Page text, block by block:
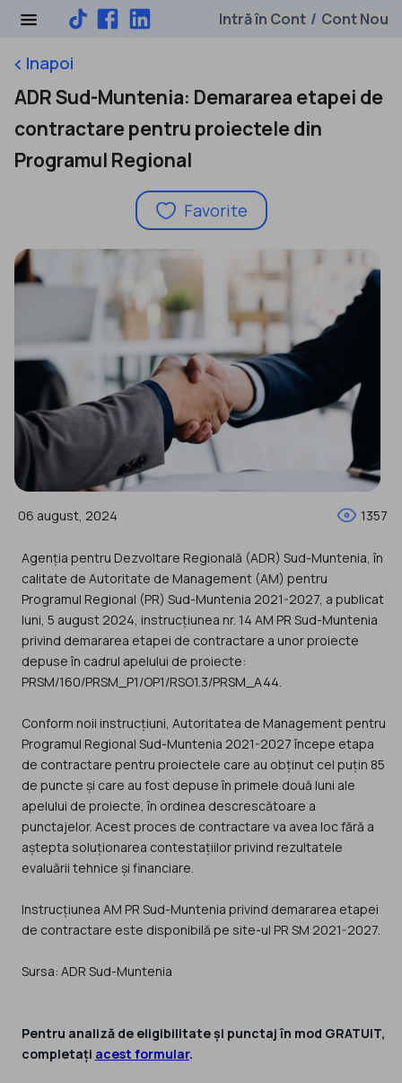
Intră în Cont / Cont Nou
keyboard_arrow_leftInapoi
ADR Sud-Muntenia: Demararea etapei de
contractare pentru proiectele din
Programul Regional
Favorite
06 august, 2024 1357
Agenția pentru Dezvoltare Regională (ADR) Sud-Muntenia, în
calitate de Autoritate de Management (AM) pentru
Programul Regional (PR) Sud-Muntenia 2021-2027, a publicat
luni, 5 august 2024, instrucțiunea nr. 14 AM PR Sud-Muntenia
privind demararea etapei de contractare a unor proiecte
depuse în cadrul apelului de proiecte:
PRSM/160/PRSM_P1/OP1/RSO1.3/PRSM_A44.
Conform noii instrucțiuni, Autoritatea de Management pentru
Programul Regional Sud-Muntenia 2021-2027 începe etapa
de contractare pentru proiectele care au obținut cel puțin 85
de puncte și care au fost depuse în primele două luni ale
apelului de proiecte, în ordinea descrescătoare a
punctajelor. Acest proces de contractare va avea loc fără a
aștepta soluționarea contestațiilor privind rezultatele
evaluării tehnice și financiare.
Instrucțiunea AM PR Sud-Muntenia privind demararea etapei
de contractare este disponibilă pe site-ul PR SM 2021-2027.
Sursa: ADR Sud-Muntenia
Pentru analiză de eligibilitate și punctaj în mod GRATUIT,
completați acest formular.